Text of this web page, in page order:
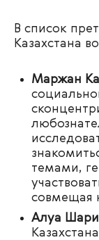
В список
Казахстана
Маржан
темами,
совмещая
Алуа